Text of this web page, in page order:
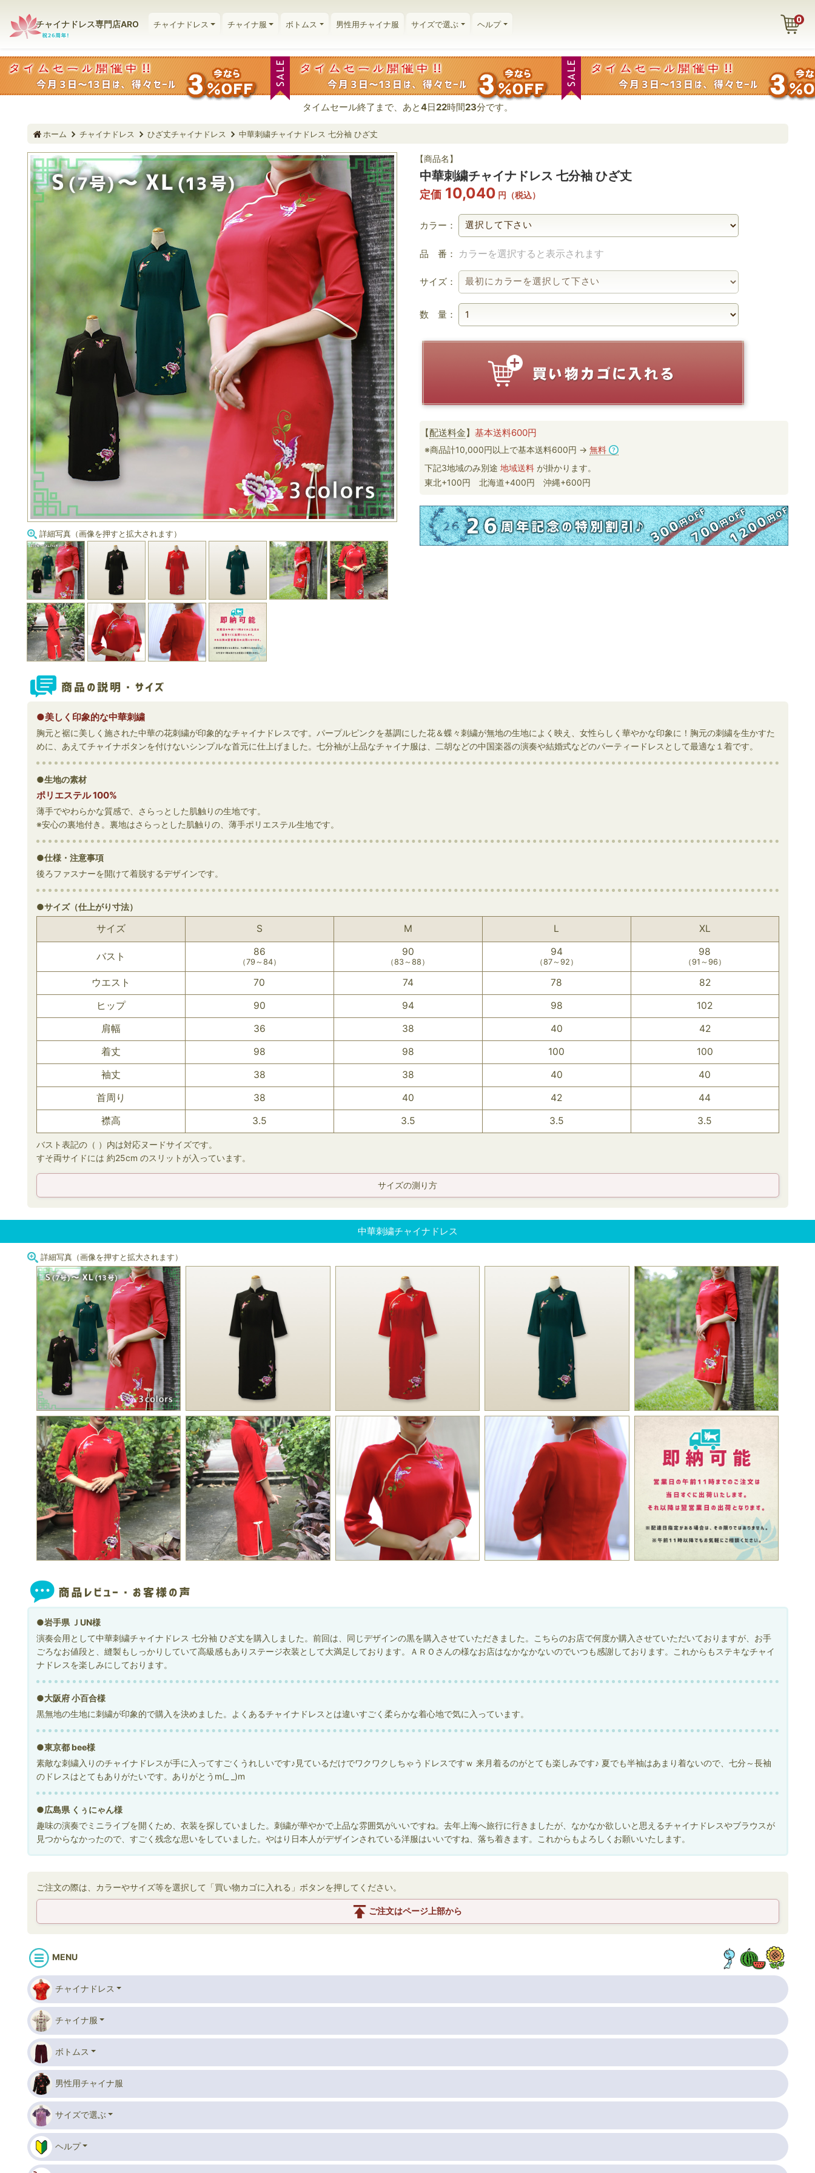
チャイナドレス専門店ARO チャイナドレス チャイナ服 ボトムス 男性用チャイナ服 サイズで選ぶ ヘルプ
タイムセール終了まで、あと4日22時間23分です。
ホーム チャイナドレス ひざ丈チャイナドレス 中華刺繍チャイナドレス 七分袖 ひざ丈
詳細写真（画像を押すと拡大されます）
【商品名】
中華刺繍チャイナドレス 七分袖 ひざ丈
定価 10,040 円（税込）
カラー：
品 番： カラーを選択すると表示されます
サイズ：
数 量：
【配送料金】 基本送料600円
※商品計10,000円以上で基本送料600円 → 無料
下記3地域のみ別途 地域送料 が掛かります。
東北+100円 北海道+400円 沖縄+600円
●美しく印象的な中華刺繍
胸元と裾に美しく施された中華の花刺繍が印象的なチャイナドレスです。パープルピンクを基調にした花＆蝶々刺繍が無地の生地によく映え、女性らしく華やかな印象に！胸元の刺繍を生かすた
めに、あえてチャイナボタンを付けないシンプルな首元に仕上げました。七分袖が上品なチャイナ服は、二胡などの中国楽器の演奏や結婚式などのパーティードレスとして最適な１着です。
●生地の素材
ポリエステル 100%
薄手でやわらかな質感で、さらっとした肌触りの生地です。
※安心の裏地付き。裏地はさらっとした肌触りの、薄手ポリエステル生地です。
●仕様・注意事項
後ろファスナーを開けて着脱するデザインです。
●サイズ（仕上がり寸法）
サイズ S M L XL
バスト 86
（79～84）
90
（83～88）
94
（87～92）
98
（91～96）
ウエスト 70 74 78
82
ヒップ
90 94 98
102
肩幅
36 38 40
42
着丈
98 98 100
100
袖丈
38 38 40
40
首周り
38 40 42
44
襟高
3.5 3.5 3.5 3.5
バスト表記の（ ）内は対応ヌードサイズです。
すそ両サイドには 約25cm のスリットが入っています。
サイズの測り方
中華刺繍チャイナドレス
詳細写真（画像を押すと拡大されます）
●岩手県 ＪUN様
演奏会用として中華刺繍チャイナドレス 七分袖 ひざ丈を購入しました。前回は、同じデザインの黒を購入させていただきました。こちらのお店で何度か購入させていただいておりますが、お手
ごろなお値段と、縫製もしっかりしていて高級感もありステージ衣装として大満足しております。ＡＲＯさんの様なお店はなかなかないのでいつも感謝しております。これからもステキなチャイ
ナドレスを楽しみにしております。
●大阪府 小百合様
黒無地の生地に刺繍が印象的で購入を決めました。よくあるチャイナドレスとは違いすごく柔らかな着心地で気に入っています。
●東京都 bee様
素敵な刺繍入りのチャイナドレスが手に入ってすごくうれしいです♪見ているだけでワクワクしちゃうドレスですｗ 来月着るのがとても楽しみです♪ 夏でも半袖はあまり着ないので、七分～長袖
のドレスはとてもありがたいです。ありがとうm(_ _)m
●広島県 くぅにゃん様
趣味の演奏でミニライブを開くため、衣装を探していました。刺繍が華やかで上品な雰囲気がいいですね。去年上海へ旅行に行きましたが、なかなか欲しいと思えるチャイナドレスやブラウスが
見つからなかったので、すごく残念な思いをしていました。やはり日本人がデザインされている洋服はいいですね、落ち着きます。これからもよろしくお願いいたします。
ご注文の際は、カラーやサイズ等を選択して「買い物カゴに入れる」ボタンを押してください。
ご注文はページ上部から
MENU
チャイナドレス
チャイナ服
ボトムス
男性用チャイナ服
サイズで選ぶ
ヘルプ